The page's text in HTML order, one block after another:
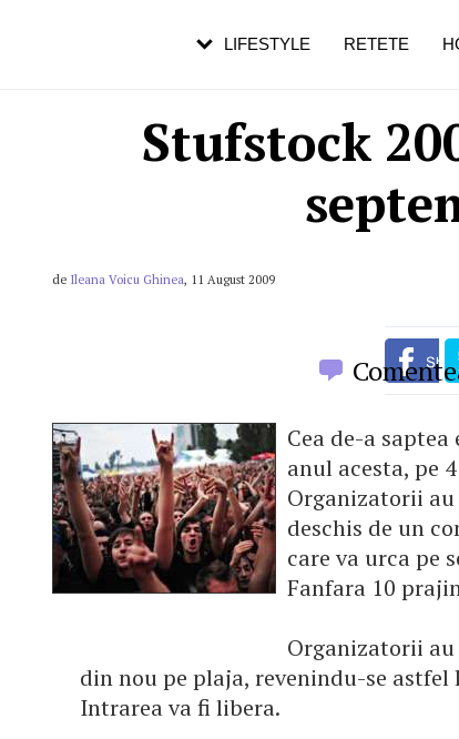
Stufstock
de Ileana Voicu Ghinea, 11 August 2009
Cea de-a
anul acesta, pe
Organizatorii
deschis de un
care va urca pe
Fanfara 10
Organizatorii au
din nou pe plaja, revenindu-se
Intrarea va fi libera.
LIFESTYLE RETETE
pe măsură ce înaintezi în vârstă
de